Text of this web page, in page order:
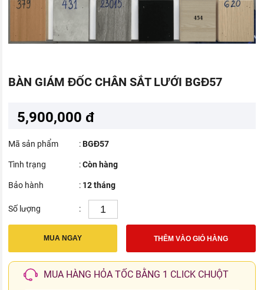
BÀN GIÁM ĐỐC CHÂN SẮT LƯỚI BGĐ57
5,900,000 đ
Mã sản phẩm :BGĐ57
Tình trạng :Còn hàng
Bảo hành : 12 tháng
Số lượng :
MUA NGAY THÊM VÀO GIỎ HÀNG
MUA HÀNG HỎA TỐC BẰNG 1 CLICK CHUỘT